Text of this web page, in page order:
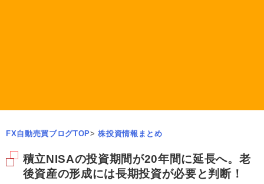
FX自動売買ブログTOP> 株投資情報まとめ
積立NISAの投資期間が20年間に延長へ。老
後資産の形成には長期投資が必要と判断！